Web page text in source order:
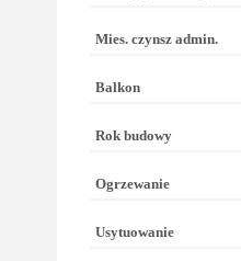
Mies. czynsz admin.
Balkon
Rok budowy
Ogrzewanie
Usytuowanie